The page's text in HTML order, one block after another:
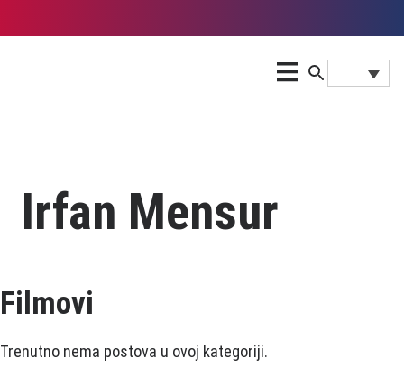
Irfan Mensur
Filmovi
Trenutno nema postova u ovoj kategoriji.